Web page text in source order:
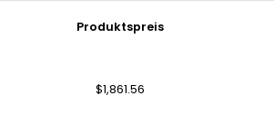
Produktspreis
$1,861.56